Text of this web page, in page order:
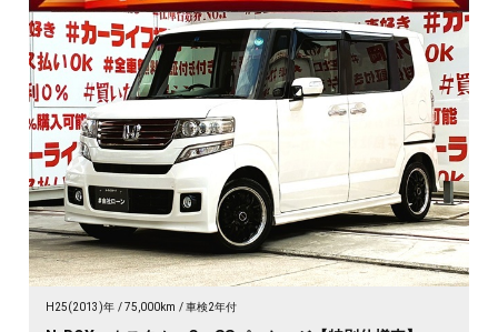
H25(2013)年 75,000km 車検2年付